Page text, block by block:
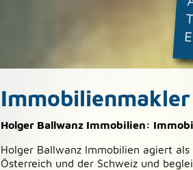
Holger Ballwanz Immobilien:
Holger Ballwanz Immobilien agiert
Österreich und der Schweiz und